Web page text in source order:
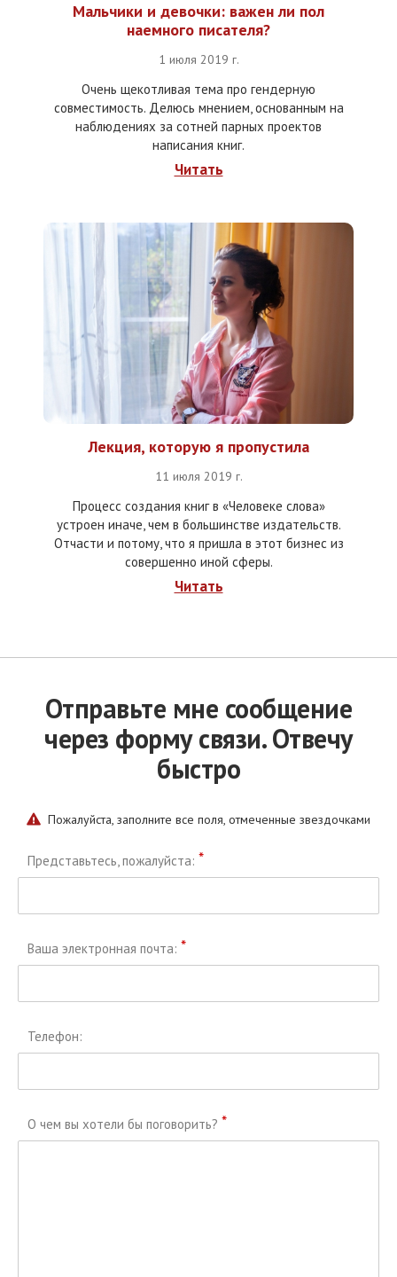
Мальчики и девочки: важен ли пол
наемного писателя?
1 июля 2019 г.
Очень щекотливая тема про гендерную
совместимость. Делюсь мнением, основанным на
наблюдениях за сотней парных проектов
написания книг.
Читать
Лекция, которую я пропустила
11 июля 2019 г.
Процесс создания книг в «Человеке слова»
устроен иначе, чем в большинстве издательств.
Отчасти и потому, что я пришла в этот бизнес из
совершенно иной сферы.
Читать
Отправьте мне сообщение
через форму связи. Отвечу
быстро
Пожалуйста, заполните все поля, отмеченные звездочками
Представьтесь, пожалуйста: *
Ваша электронная почта: *
Телефон:
О чем вы хотели бы поговорить? *